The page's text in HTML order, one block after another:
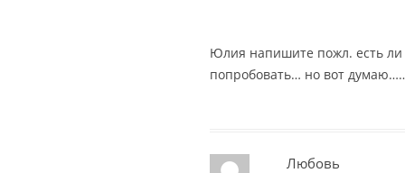
Юлия напишите пожл. есть ли
попробовать… но вот
Любовь